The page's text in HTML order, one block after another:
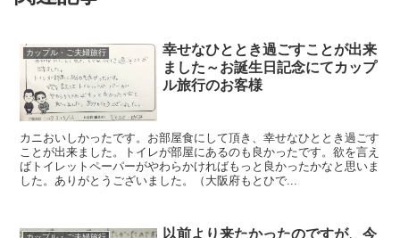
カップル・ご夫婦旅行
幸せなひととき過ごすことが出来
ました～お誕生日記念にてカップ
ル旅行のお客様
カニおいしかったです。お部屋食にして頂き、幸せなひととき過ごす
ことが出来ました。トイレが部屋にあるのも良かったです。欲を言え
ばトイレットペーパーがやわらかければもっと良かったかなと思いま
した。ありがとうございました。（大阪府もとひで...
以前より来たかったのですが、今